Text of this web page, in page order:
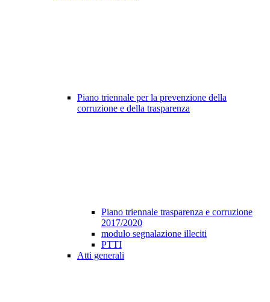
Piano triennale per la prevenzione della
corruzione e della trasparenza
Piano triennale trasparenza e corruzione
2017/2020
modulo segnalazione illeciti
PTTI
Atti generali